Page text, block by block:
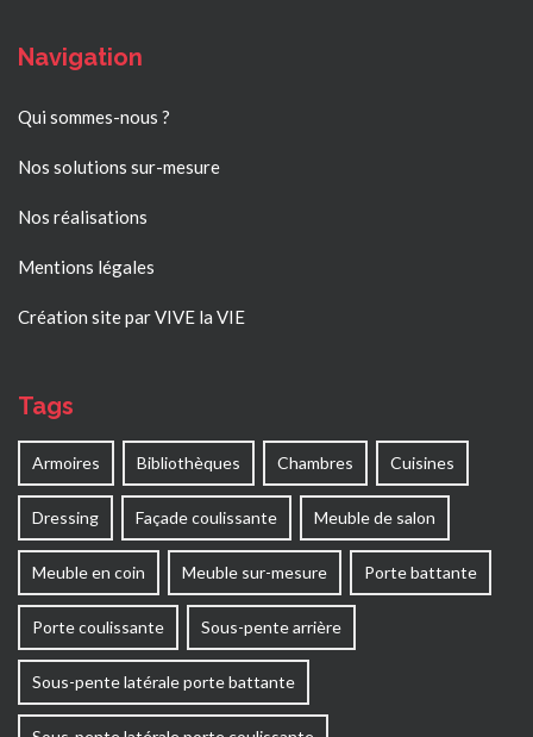
Navigation
Qui sommes-nous ?
Nos solutions sur-mesure
Nos réalisations
Mentions légales
Création site par VIVE la VIE
Tags
Armoires Bibliothèques Chambres Cuisines
Dressing Façade coulissante Meuble de salon
Meuble en coin Meuble sur-mesure Porte battante
Porte coulissante Sous-pente arrière
Sous-pente latérale porte battante